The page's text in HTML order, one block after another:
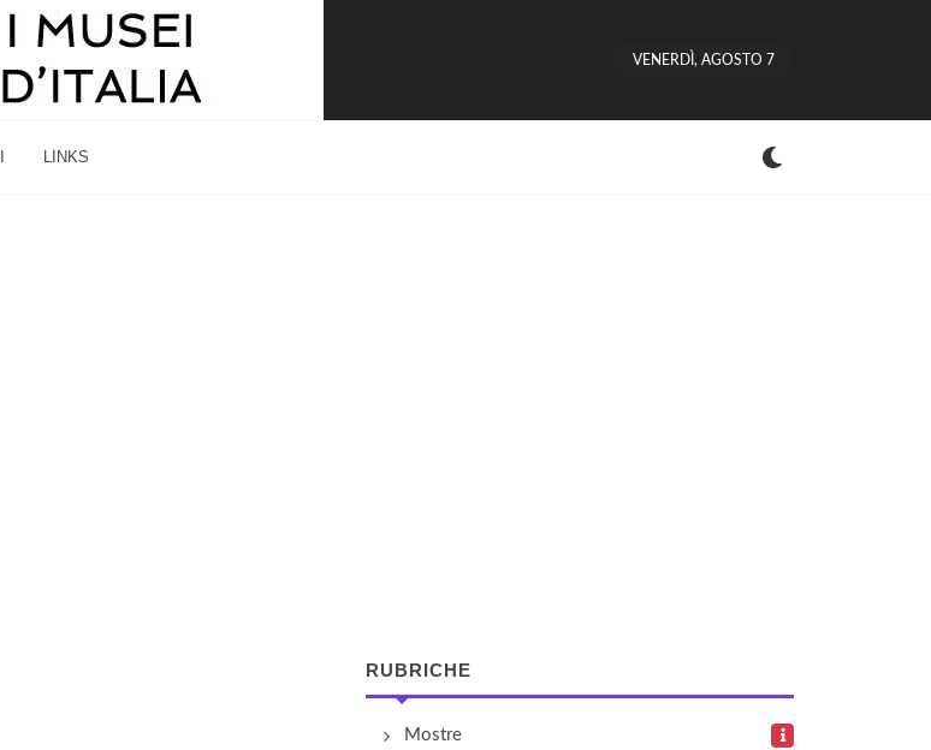
VENERDÌ, AGOSTO 7
LINKS
RUBRICHE
Mostre